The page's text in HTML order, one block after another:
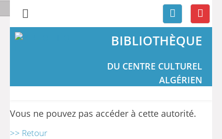
BIBLIOTHÈQUE
DU CENTRE CULTUREL
ALGÉRIEN
Vous ne pouvez pas accéder à cette autorité.
>> Retour